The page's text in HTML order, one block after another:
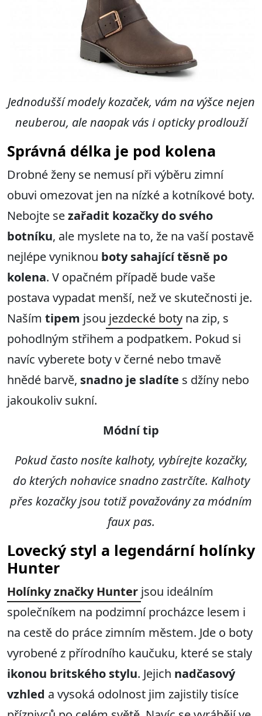
Jednodušší modely kozaček, vám na výšce nejen
neuberou, ale naopak vás i opticky prodlouží
Správná délka je pod kolena
Drobné ženy se nemusí při výběru zimní
obuvi omezovat jen na nízké a kotníkové boty.
Nebojte sezařadit kozačky do svého
botníku, ale myslete na to, že na vaší postavě
nejlépe vyniknou boty sahající těsně po
kolena. V opačném případě bude vaše
postava vypadat menší, než ve skutečnosti je.
Naším tipem jsou jezdecké boty na zip, s
pohodlným střihem a podpatkem. Pokud si
navíc vyberete boty v černé nebo tmavě
hnědé barvě, snadno je sladíte s džíny nebo
jakoukoliv sukní.
Módní tip
Pokud často nosíte kalhoty, vybírejte kozačky,
do kterých nohavice snadno zastrčíte. Kalhoty
přes kozačky jsou totiž považovány za módním
faux pas.
Lovecký styl a legendární holínky
Hunter
Holínky značky Hunter jsou ideálním
společníkem na podzimní procházce lesem i
na cestě do práce zimním městem. Jde o boty
vyrobené z přírodního kaučuku, které se staly
ikonou britského stylu. Jejich nadčasový
vzhled a vysoká odolnost jim zajistily tisíce